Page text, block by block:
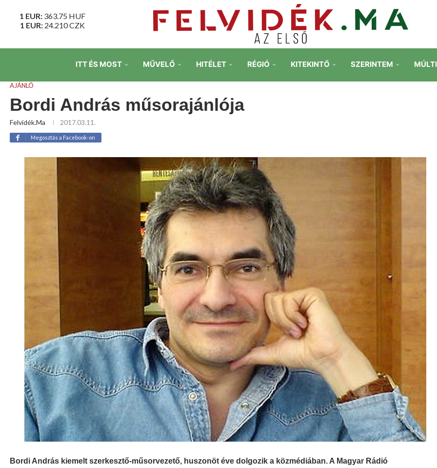
1 EUR: 363.75 HUF
1 EUR: 24.210CZK
ITT ÉS MOST MŰVELŐ HITÉLET RÉGIÓ KITEKINTŐ SZERINTEM
AJÁNLÓ
Bordi András műsorajánlója
Felvidék.ma 2017.03.11.
Megosztás a Facebook-on
Bordi András kiemelt szerkesztő-műsorvezető, huszonöt éve dolgozik a közmédiában. A Magyar Rádió